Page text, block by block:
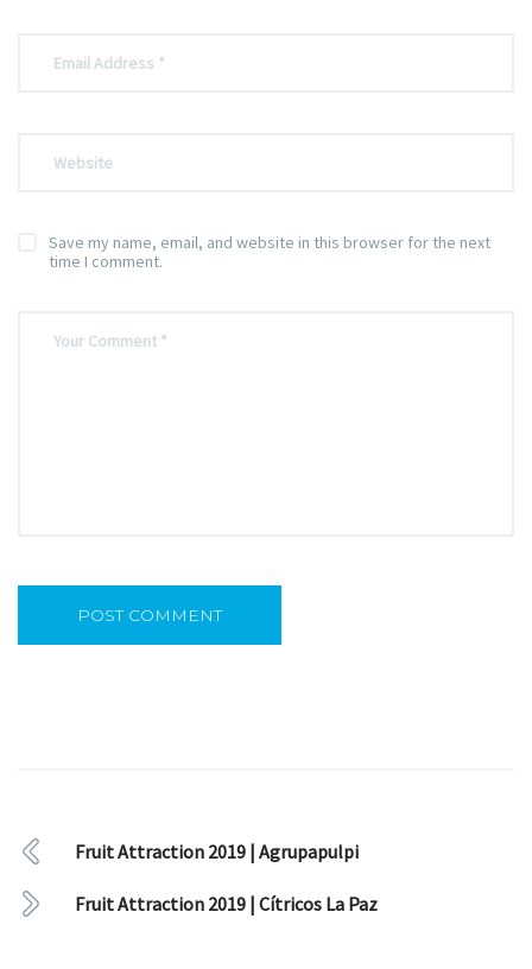
Save my name, email, and website in this browser for the next
time I comment.
Fruit Attraction 2019 | Agrupapulpi
Fruit Attraction 2019 | Cítricos La Paz